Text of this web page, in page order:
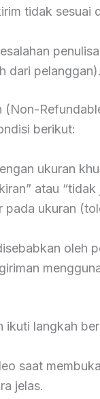
tidak sesuai
dari pelanggan).
(Non-
berikut:
ukuran
atau
pada ukuran
oleh
ikuti langkah
saat
jelas.